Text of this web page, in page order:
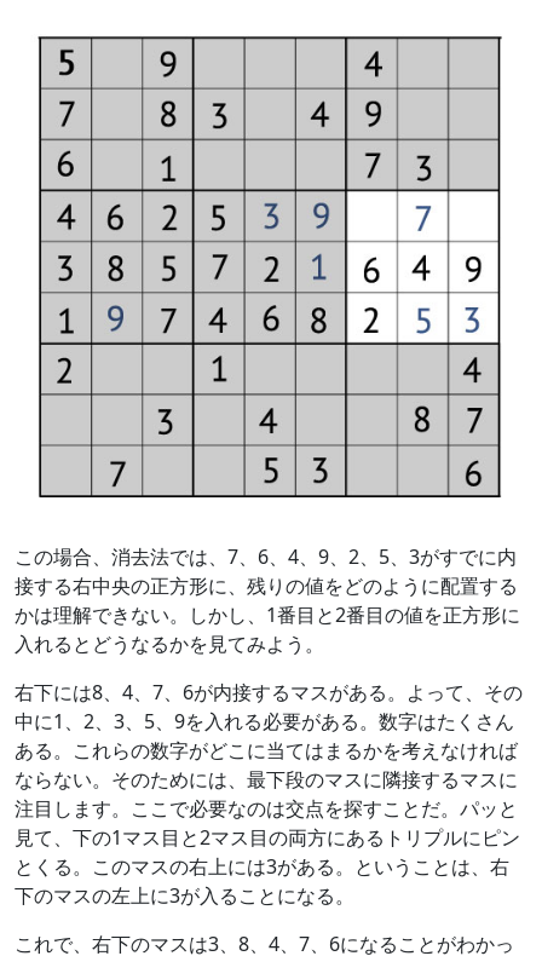
この場合、消去法では、7、6、4、9、2、5、3がすでに内
接する右中央の正方形に、残りの値をどのように配置する
かは理解できない。しかし、1番目と2番目の値を正方形に
入れるとどうなるかを見てみよう。
右下には8、4、7、6が内接するマスがある。よって、その
中に1、2、3、5、9を入れる必要がある。数字はたくさん
ある。これらの数字がどこに当てはまるかを考えなければ
ならない。そのためには、最下段のマスに隣接するマスに
注目します。ここで必要なのは交点を探すことだ。パッと
見て、下の1マス目と2マス目の両方にあるトリプルにピン
とくる。このマスの右上には3がある。ということは、右
下のマスの左上に3が入ることになる。
これで、右下のマスは3、8、4、7、6になることがわかっ